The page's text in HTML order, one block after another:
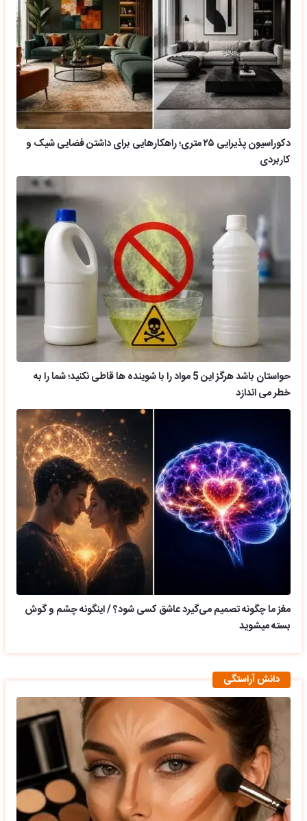
دکوراسیون پذیرایی ۲۵ متری؛ راهکارهایی برای داشتن فضایی شیک و
کاربردی
حواستان باشد هرگز این 5 مواد را با شوینده ها قاطی نکنید؛ شما را به
خطر می اندازد
مغز ما چگونه تصمیم می‌گیرد عاشق کسی شود؟ / اینگونه چشم و گوش
بسته میشوید
دانش آراستگی